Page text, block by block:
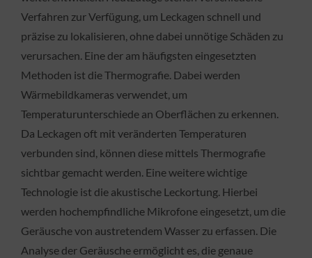
Verfahren zur Verfügung, um Leckagen schnell und
präzise zu lokalisieren, ohne dabei unnötige Schäden zu
verursachen. Eine der am häufigsten eingesetzten
Methoden ist die Thermografie. Dabei werden
Wärmebildkameras verwendet, um
Temperaturunterschiede an Oberflächen zu erkennen.
Da Leckagen oft mit veränderten Temperaturen
verbunden sind, können diese mittels Thermografie
sichtbar gemacht werden. Eine weitere wichtige
Technologie ist die akustische Leckortung. Hierbei
werden hochempfindliche Mikrofone eingesetzt, um die
Geräusche von austretendem Wasser zu erfassen. Die
Analyse der Geräusche ermöglicht es, die genaue